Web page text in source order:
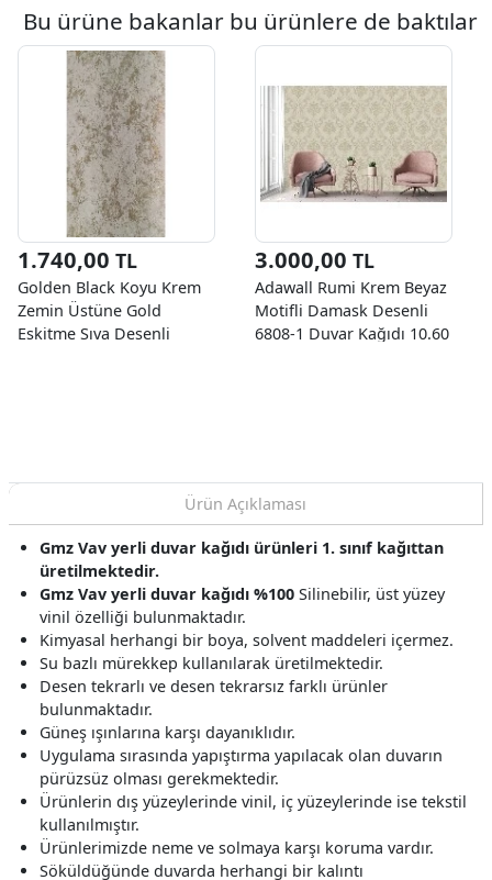
Bu ürüne bakanlar bu ürünlere de baktılar
1.740,00 TL
Golden Black Koyu Krem
Zemin Üstüne Gold
Eskitme Sıva Desenli
3.000,00 TL
Adawall Rumi Krem Beyaz
Motifli Damask Desenli
6808-1 Duvar Kağıdı 10.60
Ürün Açıklaması
Gmz Vav yerli duvar kağıdı ürünleri 1. sınıf kağıttan
üretilmektedir.
Gmz Vav yerli duvar kağıdı %100 Silinebilir, üst yüzey
vinil özelliği bulunmaktadır.
Kimyasal herhangi bir boya, solvent maddeleri içermez.
Su bazlı mürekkep kullanılarak üretilmektedir.
Desen tekrarlı ve desen tekrarsız farklı ürünler
bulunmaktadır.
Güneş ışınlarına karşı dayanıklıdır.
Uygulama sırasında yapıştırma yapılacak olan duvarın
pürüzsüz olması gerekmektedir.
Ürünlerin dış yüzeylerinde vinil, iç yüzeylerinde ise tekstil
kullanılmıştır.
Ürünlerimizde neme ve solmaya karşı koruma vardır.
Söküldüğünde duvarda herhangi bir kalıntı